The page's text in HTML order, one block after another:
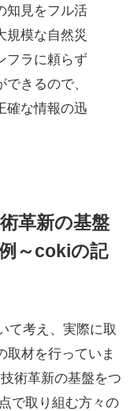
知見をフル活
規模な自然災
フラに頼らず
きるので、
確な情報の迅
革新の基盤
～cokiの記
て考え、実際に取
取材を行っていま
術革新の基盤をつ
で取り組む方々の